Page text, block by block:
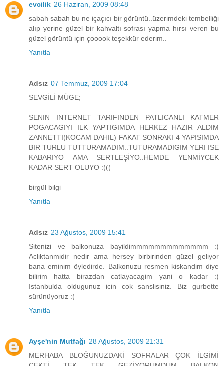
evcilik 26 Haziran, 2009 08:48
sabah sabah bu ne içaçıcı bir görüntü..üzerimdeki tembelliği
alıp yerine güzel bir kahvaltı sofrası yapma hırsı veren bu
güzel görüntü için çooook teşekkür ederim..
Yanıtla
Adsız 07 Temmuz, 2009 17:04
SEVGİLİ MÜGE;
SENIN INTERNET TARIFINDEN PATLICANLI KATMER
POGACAGIYI ILK YAPTIGIMDA HERKEZ HAZIR ALDIM
ZANNETTI(KOCAM DAHIL) FAKAT SONRAKI 4 YAPISIMDA
BIR TURLU TUTTURAMADIM..TUTURAMADIGIM YERI ISE
KABARIYO AMA SERTLEŞİYO..HEMDE YENMİYCEK
KADAR SERT OLUYO :(((
birgül bilgi
Yanıtla
Adsız 23 Ağustos, 2009 15:41
Sitenizi ve balkonuza bayildimmmmmmmmmmmmm :)
Acliktanmidir nedir ama hersey birbirinden güzel geliyor
bana eminim öyledirde. Balkonuzu resmen kiskandim diye
bilirim hatta birazdan catlayacagim yani o kadar :)
Istanbulda oldugunuz icin cok sanslisiniz. Biz gurbette
sürünüyoruz :(
Yanıtla
Ayşe'nin Mutfağı 28 Ağustos, 2009 21:31
MERHABA BLOĞUNUZDAKİ SOFRALAR ÇOK İLGİMİ